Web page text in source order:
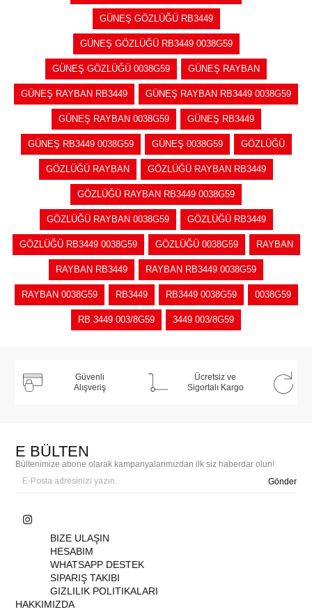
GÜNEŞ GÖZLÜĞÜ RB3449
GÜNEŞ GÖZLÜĞÜ RB3449 0038G59
GÜNEŞ GÖZLÜĞÜ 0038G59 GÜNEŞ RAYBAN
GÜNEŞ RAYBAN RB3449 GÜNEŞ RAYBAN RB3449 0038G59
GÜNEŞ RAYBAN 0038G59 GÜNEŞ RB3449
GÜNEŞ RB3449 0038G59 GÜNEŞ 0038G59 GÖZLÜĞÜ
GÖZLÜĞÜ RAYBAN GÖZLÜĞÜ RAYBAN RB3449
GÖZLÜĞÜ RAYBAN RB3449 0038G59
GÖZLÜĞÜ RAYBAN 0038G59 GÖZLÜĞÜ RB3449
GÖZLÜĞÜ RB3449 0038G59 GÖZLÜĞÜ 0038G59 RAYBAN
RAYBAN RB3449 RAYBAN RB3449 0038G59
RAYBAN 0038G59 RB3449 RB3449 0038G59 0038G59
RB 3449 003/8G59 3449 003/8G59
Güvenli
Alışveriş
Ücretsiz ve
Sigortalı Kargo
E BÜLTEN
Bültenimize abone olarak kampanyalarımızdan ilk siz haberdar olun!
Gönder
BIZE ULAŞIN
HESABIM
WHATSAPP DESTEK
SIPARIŞ TAKIBI
GIZLILIK POLITIKALARI
HAKKIMIZDA